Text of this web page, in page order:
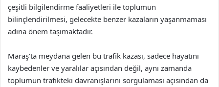
çeşitli bilgilendirme faaliyetleri ile toplumun
bilinçlendirilmesi, gelecekte benzer kazaların yaşanmaması
adına önem taşımaktadır.
Maraş’ta meydana gelen bu trafik kazası, sadece hayatını
kaybedenler ve yaralılar açısından değil, aynı zamanda
toplumun trafikteki davranışlarını sorgulaması açısından da